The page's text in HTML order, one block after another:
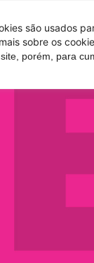
são usados
sobre os
porém, para